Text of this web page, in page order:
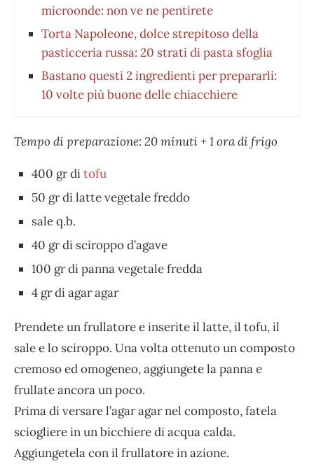
microonde: non ve ne pentirete
Torta Napoleone, dolce strepitoso della
pasticceria russa: 20 strati di pasta sfoglia
Bastano questi 2 ingredienti per prepararli:
10 volte più buone delle chiacchiere
Tempo di preparazione: 20 minuti + 1 ora di frigo
400 gr ditofu
50 gr di latte vegetale freddo
sale q.b.
40 gr di sciroppo d’agave
100 gr di panna vegetale fredda
4 gr di agar agar
Prendete un frullatore e inserite il latte, il tofu, il
sale e lo sciroppo. Una volta ottenuto un composto
cremoso ed omogeneo, aggiungete la panna e
frullate ancora un poco.
Prima di versare l’agar agar nel composto, fatela
sciogliere in un bicchiere di acqua calda.
Aggiungetela con il frullatore in azione.